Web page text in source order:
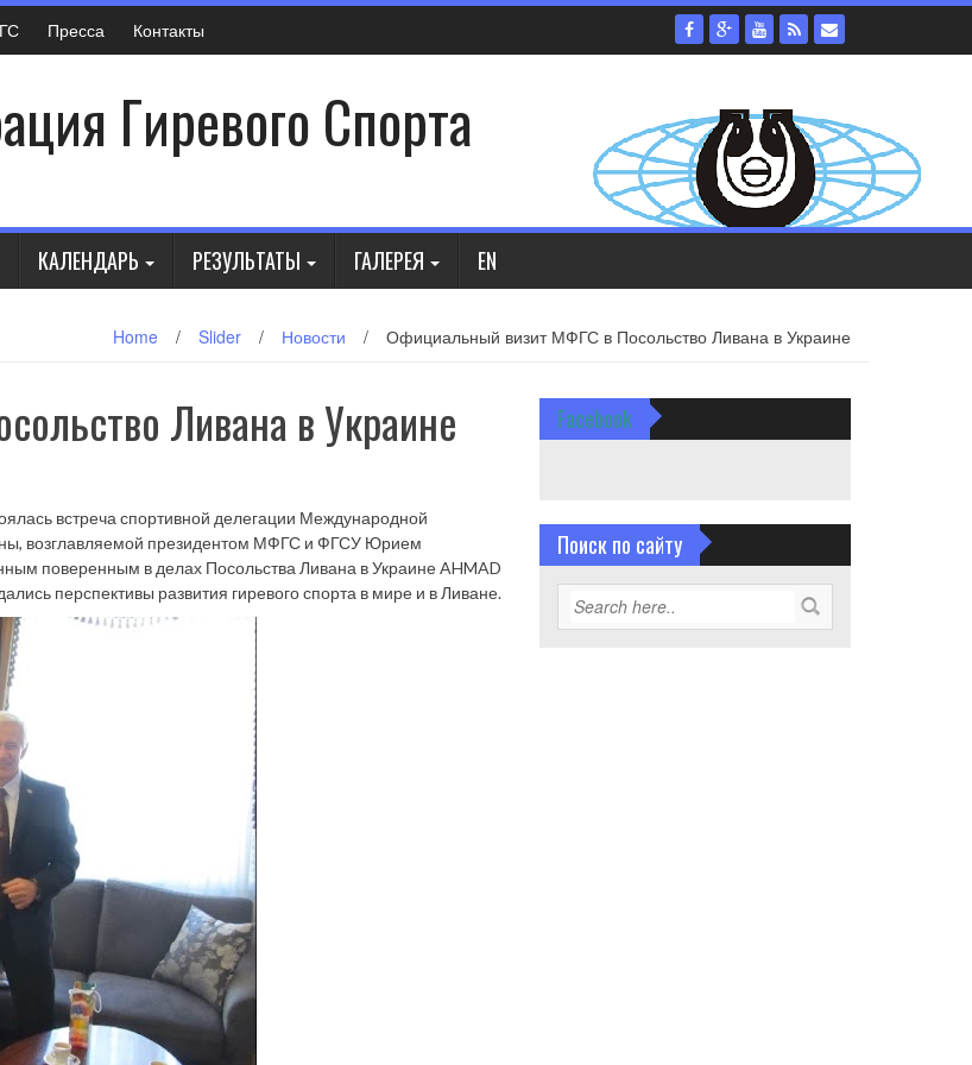
Пресса Контакты
Гиревого Спорта
КАЛЕНДАРЬ РЕЗУЛЬТАТЫ ГАЛЕРЕЯ EN
Home / Slider / Новости / Официальный визит МФГС в Посольство Ливана в Украине
Ливана в Украине
встреча спортивной делегации Международной
возглавляемой президентом МФГС и ФГСУ Юрием
поверенным в делах Посольства Ливана в Украине AHMAD
перспективы развития гиревого спорта в мире и в Ливане.
Facebook
Поиск по сайту